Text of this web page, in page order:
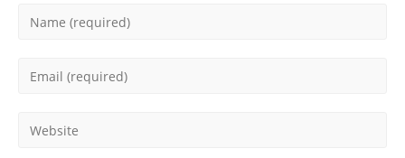
Enter
Enter
address
Enter